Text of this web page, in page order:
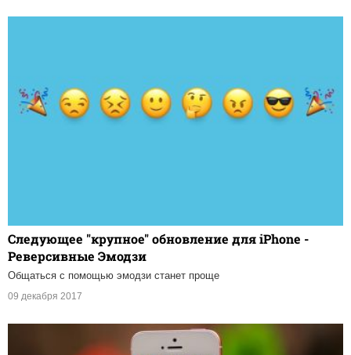
Следующее "крупное" обновление для iPhone -
Реверсивные Эмодзи
Общаться с помощью эмодзи станет проще
09 декабря 2017